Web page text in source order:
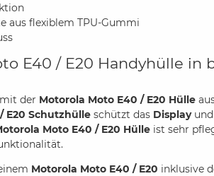
aus flexiblem TPU-Gummi
E40 / E20 Handyhülle in
der Motorola Moto E40 / E20 Hülle
E20 Schutzhülle schützt das Displayund
Moto E40 / E20 Hülle ist sehr
Motorola Moto E40 / E20 inklusive